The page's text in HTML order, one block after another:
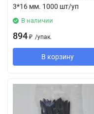
3*16 мм. 1000 шт/уп
В наличии
894 ₽ /упак.
В корзину